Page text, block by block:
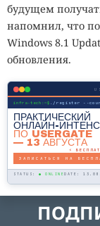
будущем
напомнил, что
Windows 8.1
обновления.
infra-tech:~$
ПРАКТИЧЕСКИЙ
ОНЛАЙН-
ПО USERGATE
— 13 АВГУСТА
⚡
ЗАПИСАТЬСЯ НА
STATUS: ● ONLINEDATE: